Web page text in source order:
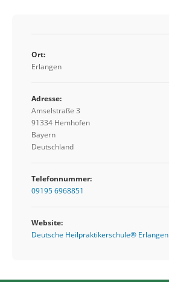
Ort:
Erlangen
Adresse:
Amselstraße 3
91334 Hemhofen
Bayern
Deutschland
Telefonnummer:
09195 6968851
Website:
Deutsche Heilpraktikerschule® Erlangen